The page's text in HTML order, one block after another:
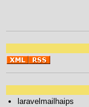
laravelmailhaips